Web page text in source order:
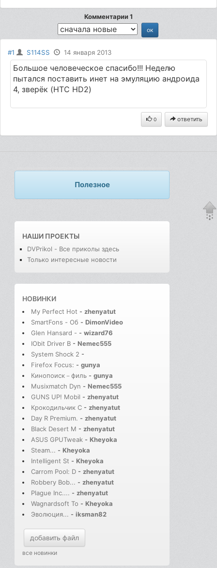
Комментарии 1
#1 S114SS 14 января 2013
Большое человеческое спасибо!!! Неделю
пытался поставить инет на эмуляцию андроида
4, зверёк (HTC HD2)
0 ответить
Полезное
НАШИ ПРОЕКТЫ
DVPrikol - Все приколы здесь
Только интересные новости
НОВИНКИ
My Perfect Hot - zhenyatut
SmartFons - Об - DimonVideo
Glen Hansard - - wizard76
IObit Driver B - Nemec555
System Shock 2 -
Firefox Focus: - gunya
Кинопоиск－филь - gunya
Musixmatch Dyn - Nemec555
GUNS UP! Mobil - zhenyatut
Крокодильчик С - zhenyatut
Day R Premium. - zhenyatut
Black Desert M - zhenyatut
ASUS GPUTweak - Kheyoka
Steam... - Kheyoka
Intelligent St - Kheyoka
Carrom Pool: D - zhenyatut
Robbery Bob... - zhenyatut
Plague Inc.... - zhenyatut
Wagnardsoft To - Kheyoka
Эволюция... - iksman82
добавить файл
все новинки